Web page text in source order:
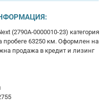
(2790А-0000010-23) категория
пробеге 63250 км. Оформлен на
продажа в кредит и лизинг